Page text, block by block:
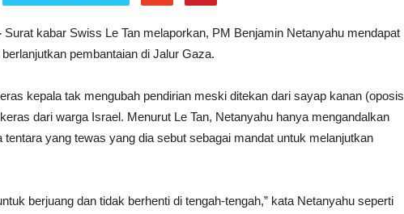
Surat kabar Swiss Le Tan melaporkan, PM Benjamin Netanyahu mendapat
pembantaian di Jalur Gaza.
kepala tak mengubah pendirian meski ditekan dari sayap kanan
dari warga Israel. Menurut Le Tan, Netanyahu hanya mengandalkan
tentara yang tewas yang dia sebut sebagai mandat untuk melanjutkan
berjuang dan tidak berhenti di tengah-tengah,” kata Netanyahu seperti